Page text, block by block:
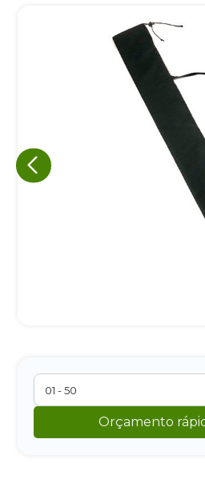
Orçamento
Eu concordo em receber
A nossa empresa está
sua privacidade, utilizaremos
de marketing. Você pode alterar
qualquer momento.
Iniciar